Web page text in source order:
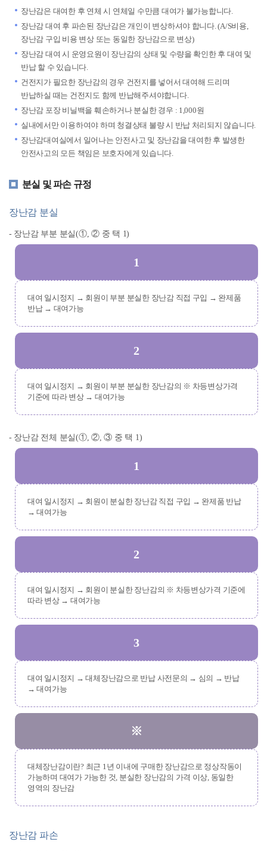
장난감은 대여한 후 연체 시 연체일 수만큼 대여가 불가능합니다.
장난감 대여 후 파손된 장난감은 개인이 변상하셔야 합니다. (A/S비용,
장난감 구입 비용 변상 또는 동일한 장난감으로 변상)
장난감 대여 시 운영요원이 장난감의 상태 및 수량을 확인한 후 대여 및
반납 할 수 있습니다.
건전지가 필요한 장난감의 경우 건전지를 넣어서 대여해 드리며
반납하실 때는 건전지도 함께 반납해주셔야합니다.
장난감 포장 비닐백을 훼손하거나 분실한 경우 : 1,000원
실내에서만 이용하여야 하며 청결상태 불량 시 반납 처리되지 않습니다.
장난감대여실에서 일어나는 안전사고 및 장난감을 대여한 후 발생한
안전사고의 모든 책임은 보호자에게 있습니다.
분실 및 파손 규정
장난감 분실
- 장난감 부분 분실(①, ② 중 택 1)
1
대여 일시정지 → 회원이 부분 분실한 장난감 직접 구입 → 완제품
반납 → 대여가능
2
대여 일시정지 → 회원이 부분 분실한 장난감의 ※ 차등변상가격
기준에 따라 변상 → 대여가능
- 장난감 전체 분실(①, ②, ③ 중 택 1)
1
대여 일시정지 → 회원이 분실한 장난감 직접 구입 → 완제품 반납
→ 대여가능
2
대여 일시정지 → 회원이 분실한 장난감의 ※ 차등변상가격 기준에
따라 변상 → 대여가능
3
대여 일시정지 → 대체장난감으로 반납 사전문의 → 심의 → 반납
→ 대여가능
※
대체장난감이란? 최근 1년 이내에 구매한 장난감으로 정상작동이
가능하며 대여가 가능한 것, 분실한 장난감의 가격 이상, 동일한
영역의 장난감
장난감 파손